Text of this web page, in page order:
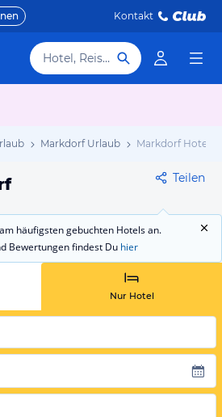
Kontakt
Hotel, Reiseziel
Markdorf Urlaub Markdorf Hotels
Teilen
häufigsten gebuchten Hotels an.
Bewertungen findest Du hier
Nur Hotel